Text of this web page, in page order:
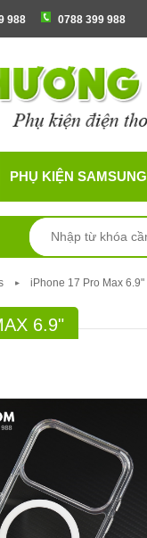
988 0788 399 988
PHỤ KIỆN SAMSUNG
iPhone 17 Pro Max 6.9"
6.9"